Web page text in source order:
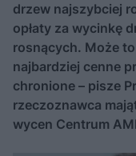
drzew najszybciej
opłaty za wycinkę
rosnących. Może
najbardziej cenne
chronione – pisze
rzeczoznawca
wycen Centrum